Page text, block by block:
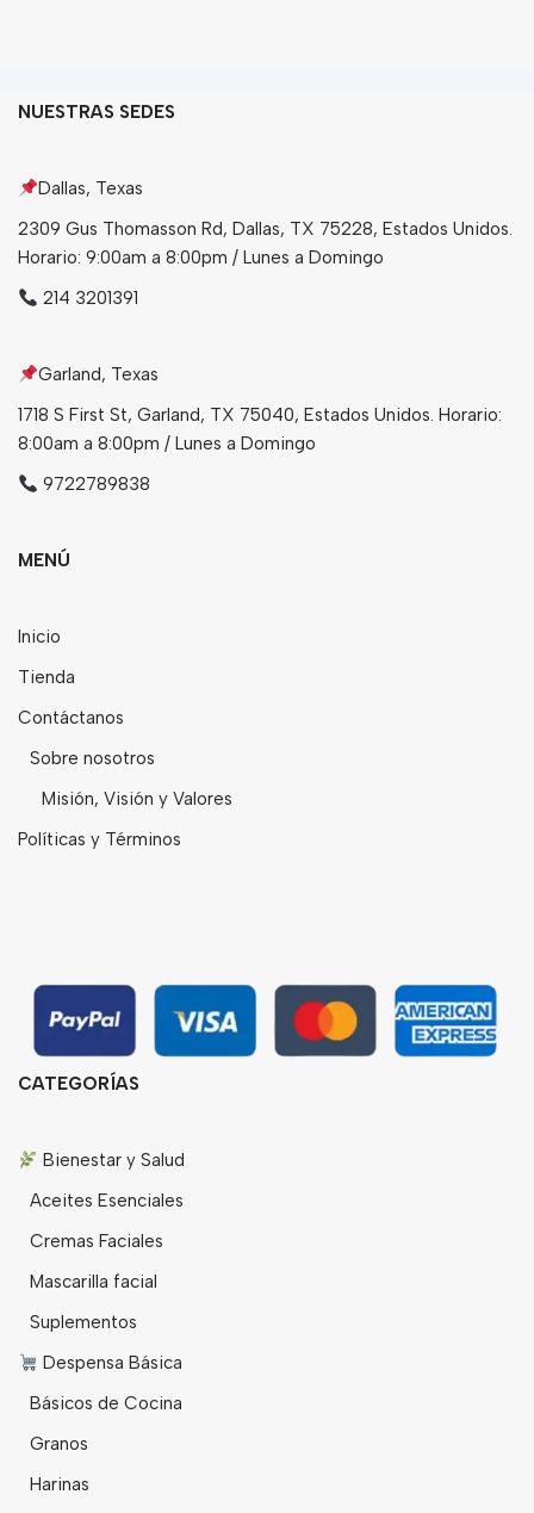
Sopas
Atoles
Condimentos
Galletas
Golosinas
Bebidas
NUESTRAS SEDES
Dallas, Texas
2309 Gus Thomasson Rd, Dallas, TX 75228, Estados Unidos.
Horario: 9:00am a 8:00pm / Lunes a Domingo
214 3201391
Garland, Texas
1718 S First St, Garland, TX 75040, Estados Unidos. Horario:
8:00am a 8:00pm / Lunes a Domingo
9722789838
MENÚ
Inicio
Tienda
Contáctanos
Sobre nosotros
Misión, Visión y Valores
Políticas y Términos
CATEGORÍAS
Bienestar y Salud
Aceites Esenciales
Cremas Faciales
Mascarilla facial
Suplementos
Despensa Básica
Básicos de Cocina
Granos
Harinas